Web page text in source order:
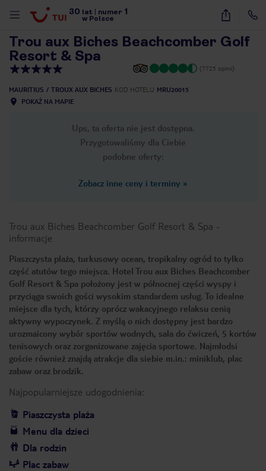
30 lat numer 1
w Polsce
24
Trou aux Biches Beachcomber Golf
Resort & Spa
(7725 opinii)
MAURITIUS TROUX AUX BICHES KOD HOTELU MRU20015
POKAŻ NA MAPIE
Ups, ta oferta nie jest dostępna.
Przygotowaliśmy dla Ciebie
podobne oferty:
Zobacz inne ceny i terminy »
Trou aux Biches Beachcomber Golf Resort & Spa -
informacje
Piaszczysta plaża, turkusowy ocean, tropikalny ogród to tylko
część atutów tego miejsca. Hotel Trou aux Biches Beachcomber
Golf Resort & Spa położony jest w północnej części wyspy i
przyciąga swoich gości wysokim standardem usług. To idealne
miejsce dla tych, którzy oprócz wakacyjnego relaksu cenią
aktywny wypoczynek. Z myślą o nich dostępny jest bardzo
urozmaicony wybór sportów wodnych, sala do ćwiczeń, 5 kortów
tenisowych oraz zorganizowane zajęcia sportowe. Najmłodsi
goście również znajdą atrakcje dla siebie m.in.: miniklub, plac
zabaw oraz brodzik.
Najpopularniejsze udogodnienia:
Piaszczysta plaża
Menu dla dzieci
Dla rodzin
Plac zabaw